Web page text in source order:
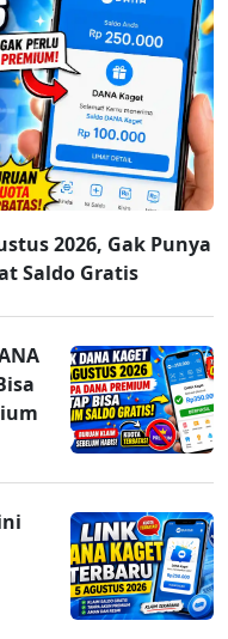
2026, Gak Punya
Saldo Gratis